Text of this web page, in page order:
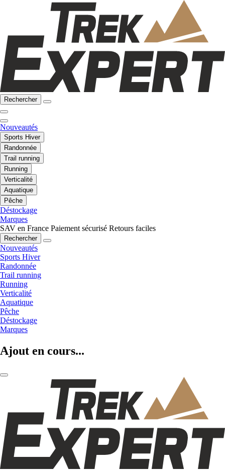
Rechercher
Nouveautés
Sports Hiver
Randonnée
Trail running
Running
Verticalité
Aquatique
Pêche
Déstockage
Marques
SAV en France Paiement sécurisé Retours faciles
Rechercher
Nouveautés
Sports Hiver
Randonnée
Trail running
Running
Verticalité
Aquatique
Pêche
Déstockage
Marques
Ajout en cours...